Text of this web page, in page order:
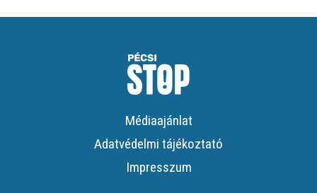
Médiaajánlat
Adatvédelmi tájékoztató
Impresszum